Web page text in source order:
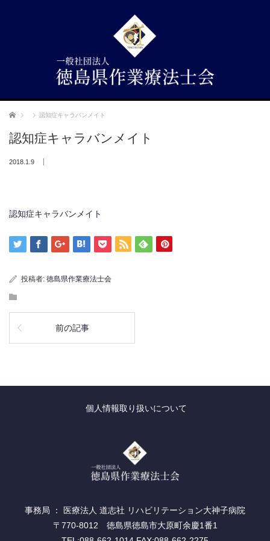
ホーム 認知症キャラバンメイト
認知症キャラバンメイト
2018.1.9
認知症キャラバンメイト
投稿者: 徳島県作業療法士会
前の記事
個人情報取り扱いについて
事務局 ： 医療法人 道志社 リハビリテーション大神子病院
〒770-8012 徳島県徳島市大原町余慶1番1